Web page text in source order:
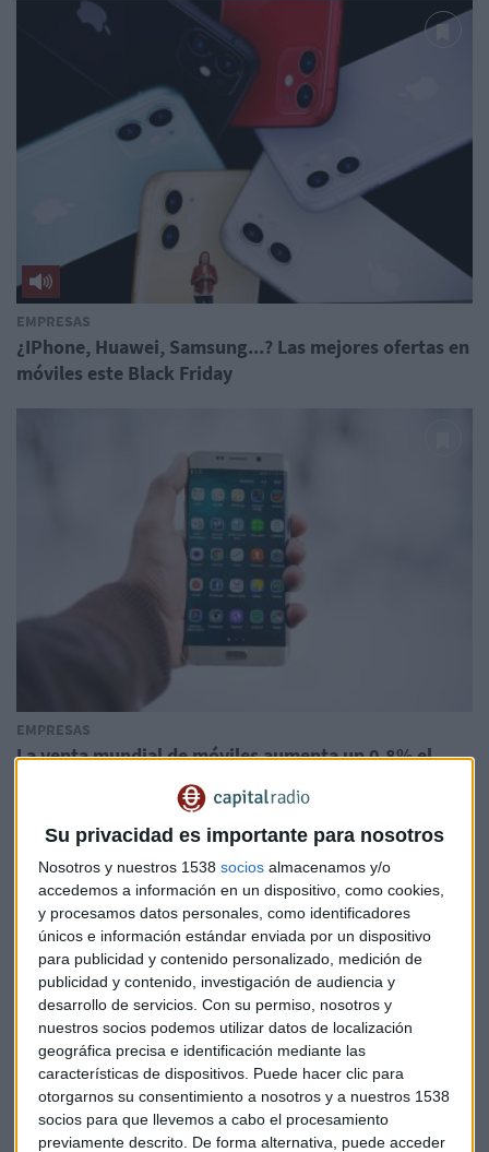
Su privacidad es importante para nosotros
Nosotros y nuestros 1538 socios almacenamos y/o
accedemos a información en un dispositivo, como cookies,
y procesamos datos personales, como identificadores
únicos e información estándar enviada por un dispositivo
para publicidad y contenido personalizado, medición de
publicidad y contenido, investigación de audiencia y
desarrollo de servicios. Con su permiso, nosotros y
nuestros socios podemos utilizar datos de localización
geográfica precisa e identificación mediante las
características de dispositivos. Puede hacer clic para
otorgarnos su consentimiento a nosotros y a nuestros 1538
socios para que llevemos a cabo el procesamiento
previamente descrito. De forma alternativa, puede acceder
EMPRESAS
¿IPhone, Huawei, Samsung...? Las mejores ofertas en
móviles este Black Friday
EMPRESAS
La venta mundial de móviles aumenta un 0,8% el